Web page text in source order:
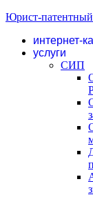
Юрист-
интернет-
услуги
СИП